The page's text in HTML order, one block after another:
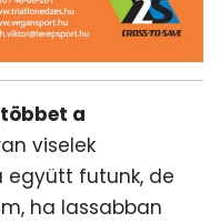
a
viselek
együtt futunk, de
ha lassabban